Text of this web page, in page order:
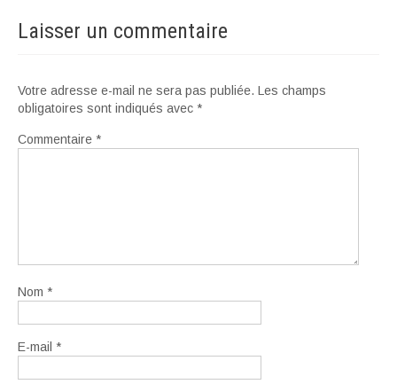
Laisser un commentaire
Votre adresse e-mail ne sera pas publiée. Les champs
obligatoires sont indiqués avec *
Commentaire *
Nom *
E-mail *